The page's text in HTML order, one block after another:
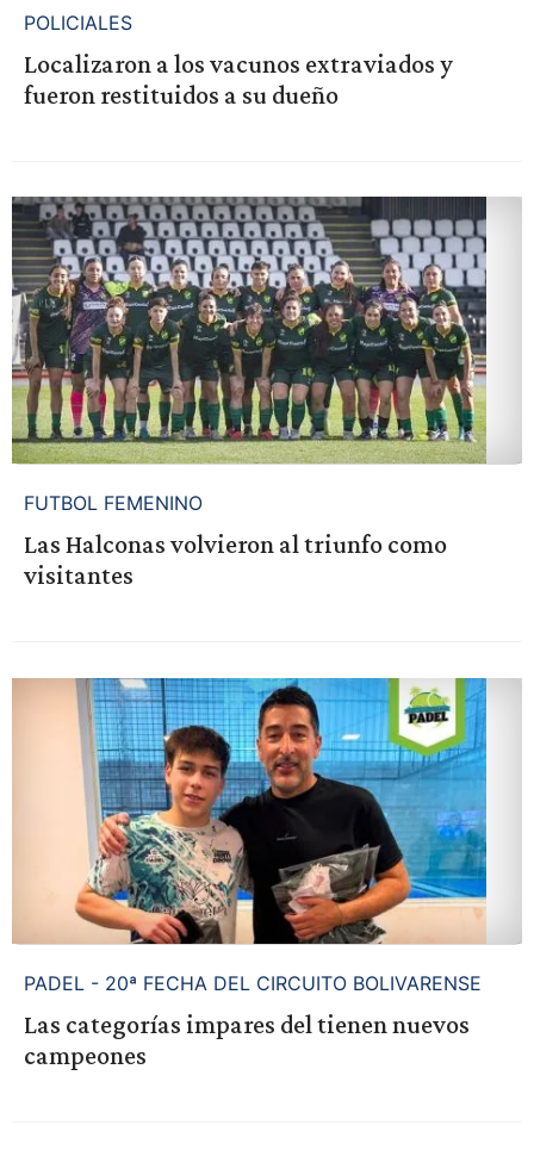
POLICIALES
Localizaron a los vacunos extraviados y
fueron restituidos a su dueño
FUTBOL FEMENINO
Las Halconas volvieron al triunfo como
visitantes
PADEL - 20ª FECHA DEL CIRCUITO BOLIVARENSE
Las categorías impares del tienen nuevos
campeones